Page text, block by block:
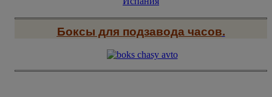
Боксы для подзавода часов.